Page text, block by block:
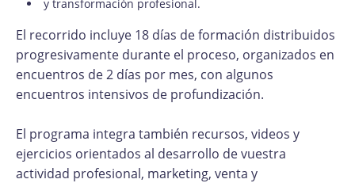
y transformación profesional.
El recorrido incluye 18 días de formación distribuidos
progresivamente durante el proceso, organizados en
encuentros de 2 días por mes, con algunos
encuentros intensivos de profundización.
El programa integra también recursos, videos y
ejercicios orientados al desarrollo de vuestra
actividad profesional, marketing, venta y